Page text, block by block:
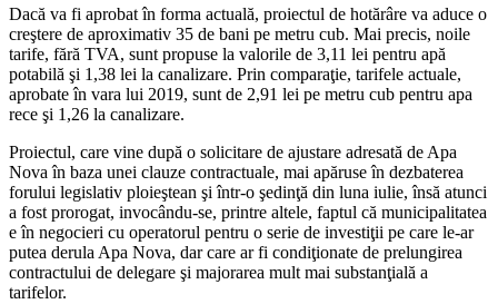
Dacă va fi aprobat în forma actuală, proiectul de hotărâre va aduce o
creştere de aproximativ 35 de bani pe metru cub. Mai precis, noile
tarife, fără TVA, sunt propuse la valorile de 3,11 lei pentru apă
potabilă şi 1,38 lei la canalizare. Prin comparaţie, tarifele actuale,
aprobate în vara lui 2019, sunt de 2,91 lei pe metru cub pentru apa
rece şi 1,26 la canalizare.
Proiectul, care vine după o solicitare de ajustare adresată de Apa
Nova în baza unei clauze contractuale, mai apăruse în dezbaterea
forului legislativ ploieştean şi într-o şedinţă din luna iulie, însă atunci
a fost prorogat, invocându-se, printre altele, faptul că municipalitatea
e în negocieri cu operatorul pentru o serie de investiţii pe care le-ar
putea derula Apa Nova, dar care ar fi condiţionate de prelungirea
contractului de delegare şi majorarea mult mai substanţială a
tarifelor.